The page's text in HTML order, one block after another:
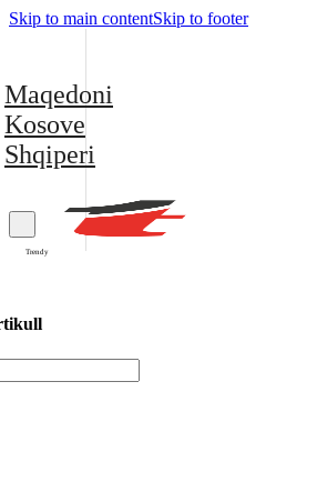
Skip to main contentSkip to footer
Maqedoni
Kosove
Shqiperi
Trendy